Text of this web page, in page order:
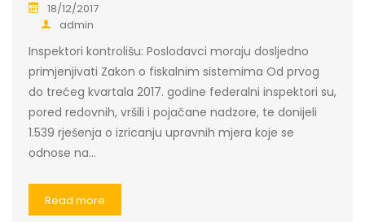
18/12/2017
admin
Inspektori kontrolišu: Poslodavci moraju dosljedno
primjenjivati Zakon o fiskalnim sistemima Od prvog
do trećeg kvartala 2017. godine federalni inspektori su,
pored redovnih, vršili i pojačane nadzore, te donijeli
1.539 rješenja o izricanju upravnih mjera koje se
odnose na…
Read more